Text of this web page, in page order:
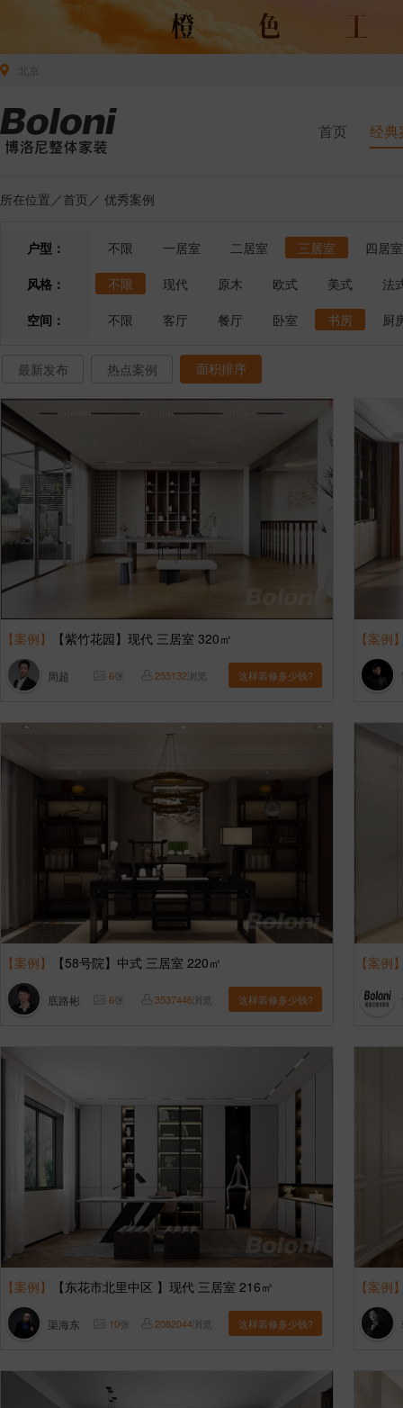
首页 经典
所在位置／首页 ／ 优秀案例
户型： 不限 一居室 二居室 三居室
四居室
风格：
不限 现代 原木 欧式 美式
法
空间：
不限 客厅 餐厅 卧室 书房 厨
最新发布 热点案例 面积排序
【案例】 【紫竹花园】现代 三居室 320㎡
周超 6张 255132浏览 这样装修多少钱?
【案例
【案例】 【58号院】中式 三居室 220㎡
底路彬 6张 3537446浏览 这样装修多少钱?
【案例
【案例】 【东花市北里中区 】现代 三居室 216㎡
渠海东 10张 2082044浏览 这样装修多少钱?
【案例